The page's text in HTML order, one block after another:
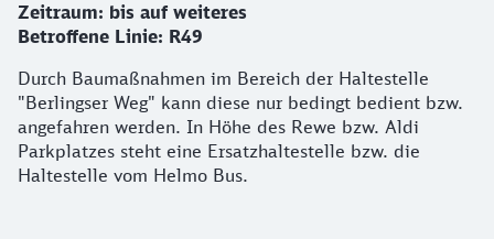
Zeitraum: bis auf weiteres
Betroffene Linie: R49
Durch Baumaßnahmen im Bereich der Haltestelle
"Berlingser Weg" kann diese nur bedingt bedient bzw.
angefahren werden. In Höhe des Rewe bzw. Aldi
Parkplatzes steht eine Ersatzhaltestelle bzw. die
Haltestelle vom Helmo Bus.